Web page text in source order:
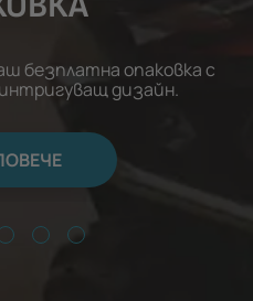
безплатна опаковка с
дизайн.